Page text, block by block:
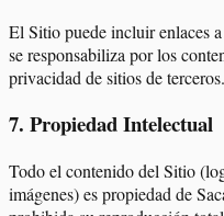
El Sitio puede incluir enlaces
se responsabiliza por los
privacidad de sitios de terceros.
7. Propiedad Intelectual
Todo el contenido del Sitio
imágenes) es propiedad de